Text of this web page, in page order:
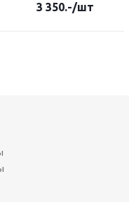
3 350.-/шт